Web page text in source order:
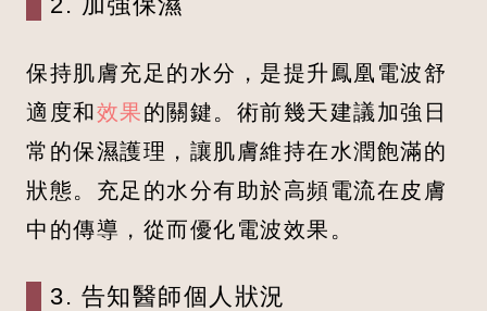
保持肌膚充足的水分，是提升鳳凰電波舒
適度和效果的關鍵。術前幾天建議加強日
常的保濕護理，讓肌膚維持在水潤飽滿的
狀態。充足的水分有助於高頻電流在皮膚
中的傳導，從而優化電波效果。
3. 告知醫師個人狀況